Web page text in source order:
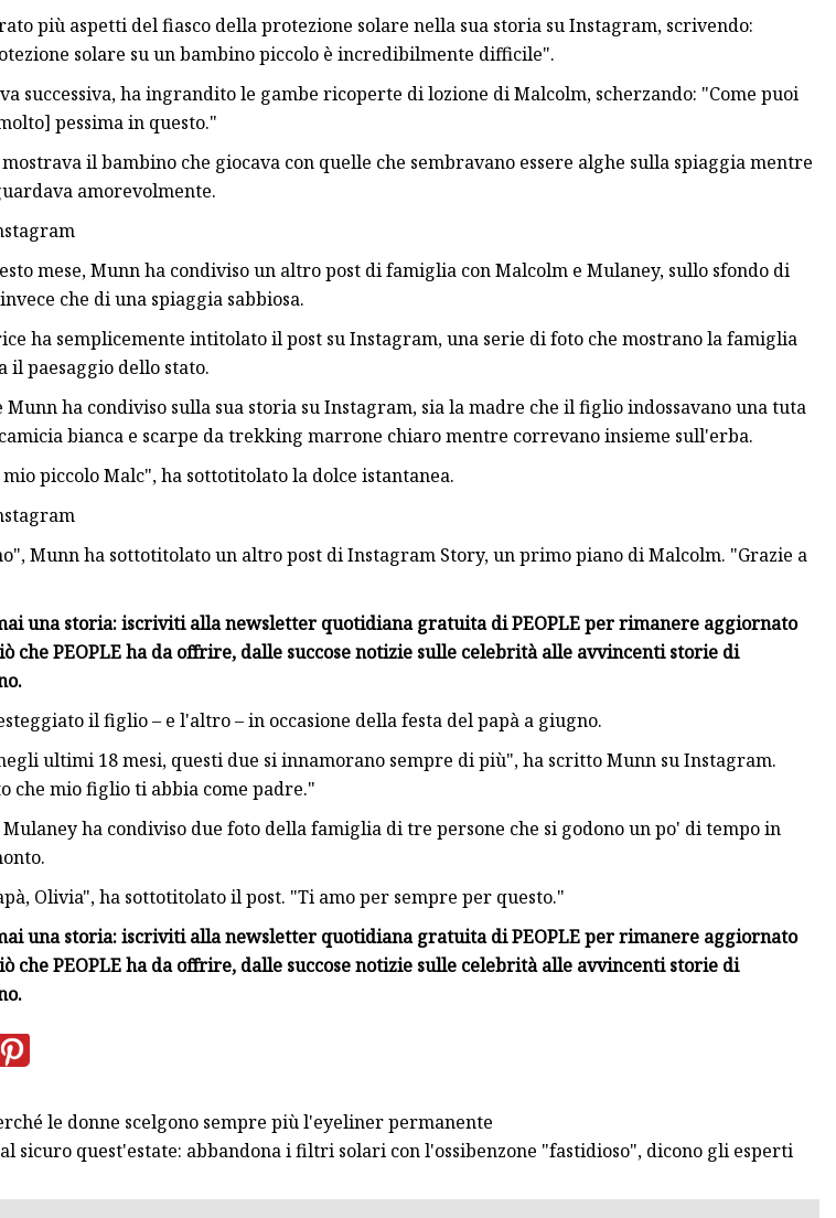
più aspetti del fiasco della protezione solare nella sua storia su Instagram, scrivendo:
solare su un bambino piccolo è incredibilmente difficile".
successiva, ha ingrandito le gambe ricoperte di lozione di Malcolm, scherzando: "Come puoi
pessima in questo."
il bambino che giocava con quelle che sembravano essere alghe sulla spiaggia mentre
amorevolmente.
mese, Munn ha condiviso un altro post di famiglia con Malcolm e Mulaney, sullo sfondo di
che di una spiaggia sabbiosa.
ha semplicemente intitolato il post su Instagram, una serie di foto che mostrano la famiglia
il paesaggio dello stato.
Munn ha condiviso sulla sua storia su Instagram, sia la madre che il figlio indossavano una tuta
bianca e scarpe da trekking marrone chiaro mentre correvano insieme sull'erba.
piccolo Malc", ha sottotitolato la dolce istantanea.
Munn ha sottotitolato un altro post di Instagram Story, un primo piano di Malcolm. "Grazie a
una storia: iscriviti alla newsletter quotidiana gratuita di PEOPLE per rimanere aggiornato
che PEOPLE ha da offrire, dalle succose notizie sulle celebrità alle avvincenti storie di
il figlio – e l'altro – in occasione della festa del papà a giugno.
ultimi 18 mesi, questi due si innamorano sempre di più", ha scritto Munn su Instagram.
che mio figlio ti abbia come padre."
Mulaney ha condiviso due foto della famiglia di tre persone che si godono un po' di tempo in
Olivia", ha sottotitolato il post. "Ti amo per sempre per questo."
una storia: iscriviti alla newsletter quotidiana gratuita di PEOPLE per rimanere aggiornato
che PEOPLE ha da offrire, dalle succose notizie sulle celebrità alle avvincenti storie di
le donne scelgono sempre più l'eyeliner permanente
sicuro quest'estate: abbandona i filtri solari con l'ossibenzone "fastidioso", dicono gli esperti